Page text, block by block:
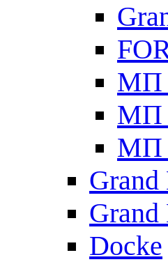
МП
МП
МП
Grand
Docke